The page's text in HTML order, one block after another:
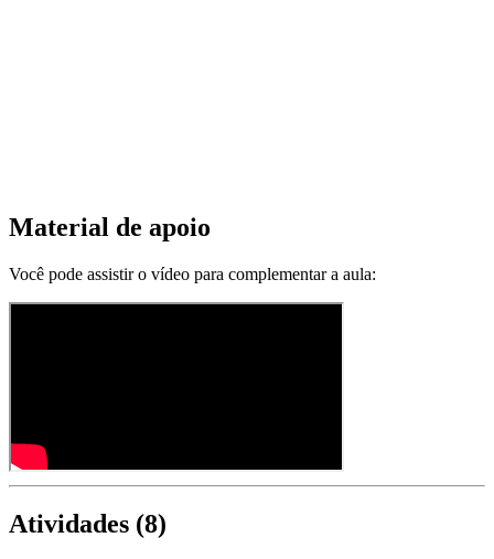
Material de apoio
Você pode assistir o vídeo para complementar a aula:
Atividades (8)